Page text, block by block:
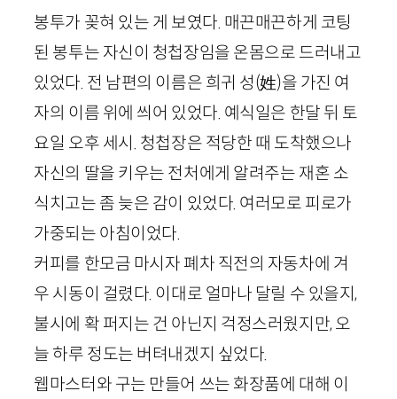
봉투가 꽂혀 있는 게 보였다. 매끈매끈하게 코팅
된 봉투는 자신이 청첩장임을 온몸으로 드러내고
있었다. 전 남편의 이름은 희귀 성(姓)을 가진 여
자의 이름 위에 씌어 있었다. 예식일은 한달 뒤 토
요일 오후 세시. 청첩장은 적당한 때 도착했으나
자신의 딸을 키우는 전처에게 알려주는 재혼 소
식치고는 좀 늦은 감이 있었다. 여러모로 피로가
가중되는 아침이었다.
커피를 한모금 마시자 폐차 직전의 자동차에 겨
우 시동이 걸렸다. 이대로 얼마나 달릴 수 있을지,
불시에 확 퍼지는 건 아닌지 걱정스러웠지만, 오
늘 하루 정도는 버텨내겠지 싶었다.
웹마스터와 구는 만들어 쓰는 화장품에 대해 이